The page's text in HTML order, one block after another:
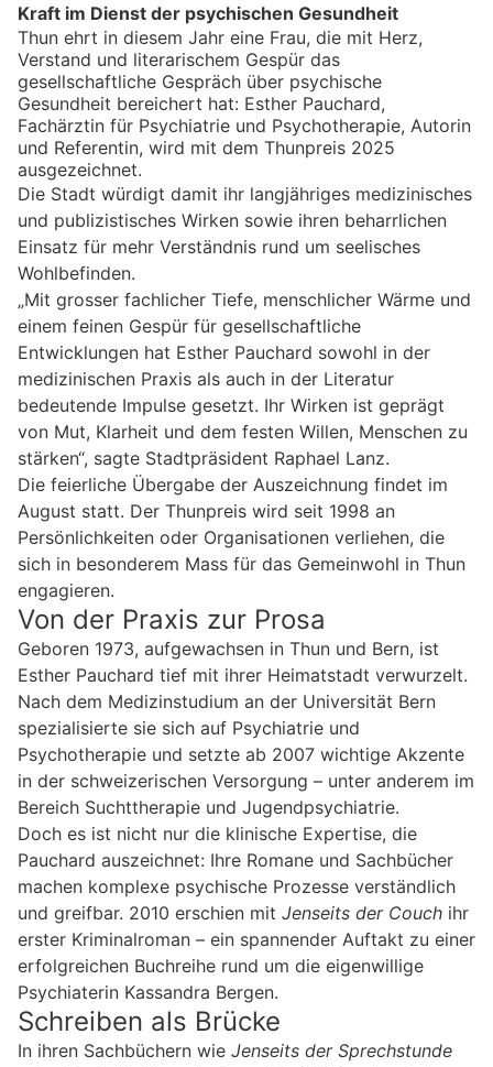
Kraft im Dienst der psychischen Gesundheit
Thun ehrt in diesem Jahr eine Frau, die mit Herz,
Verstand und literarischem Gespür das
gesellschaftliche Gespräch über psychische
Gesundheit bereichert hat: Esther Pauchard,
Fachärztin für Psychiatrie und Psychotherapie, Autorin
und Referentin, wird mit dem Thunpreis 2025
ausgezeichnet.
Die Stadt würdigt damit ihr langjähriges medizinisches
und publizistisches Wirken sowie ihren beharrlichen
Einsatz für mehr Verständnis rund um seelisches
Wohlbefinden.
„Mit grosser fachlicher Tiefe, menschlicher Wärme und
einem feinen Gespür für gesellschaftliche
Entwicklungen hat Esther Pauchard sowohl in der
medizinischen Praxis als auch in der Literatur
bedeutende Impulse gesetzt. Ihr Wirken ist geprägt
von Mut, Klarheit und dem festen Willen, Menschen zu
stärken“, sagte Stadtpräsident Raphael Lanz.
Die feierliche Übergabe der Auszeichnung findet im
August statt. Der Thunpreis wird seit 1998 an
Persönlichkeiten oder Organisationen verliehen, die
sich in besonderem Mass für das Gemeinwohl in Thun
engagieren.
Von der Praxis zur Prosa
Geboren 1973, aufgewachsen in Thun und Bern, ist
Esther Pauchard tief mit ihrer Heimatstadt verwurzelt.
Nach dem Medizinstudium an der Universität Bern
spezialisierte sie sich auf Psychiatrie und
Psychotherapie und setzte ab 2007 wichtige Akzente
in der schweizerischen Versorgung – unter anderem im
Bereich Suchttherapie und Jugendpsychiatrie.
Doch es ist nicht nur die klinische Expertise, die
Pauchard auszeichnet: Ihre Romane und Sachbücher
machen komplexe psychische Prozesse verständlich
und greifbar. 2010 erschien mit Jenseits der Couch ihr
erster Kriminalroman – ein spannender Auftakt zu einer
erfolgreichen Buchreihe rund um die eigenwillige
Psychiaterin Kassandra Bergen.
Schreiben als Brücke
In ihren Sachbüchern wie Jenseits der Sprechstunde